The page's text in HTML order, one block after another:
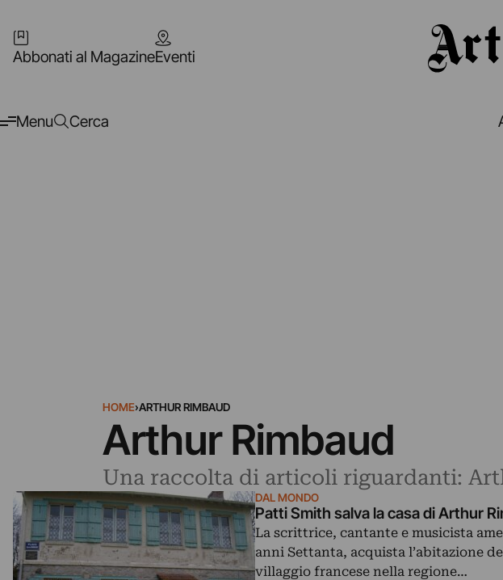
Abbonati al MagazineEventi
Menu Cerca
HOME›ARTHUR RIMBAUD
Arthur Rimbaud
Una raccolta di articoli riguardanti:
DAL MONDO
Patti Smith salva la casa di Arthur
La scrittrice, cantante e musicista
anni Settanta, acquista l’abitazione
villaggio francese nella regione…